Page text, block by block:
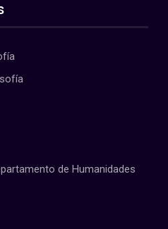
de Humanidades